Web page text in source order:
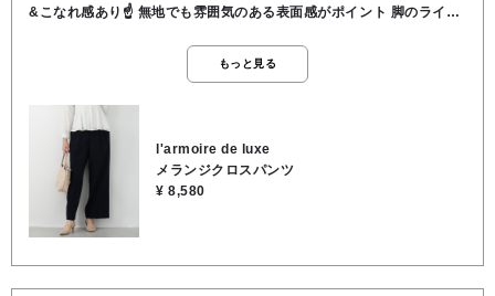
&こなれ感あり☝️ 無地でも雰囲気のある表面感がポイント 脚のライン
トは後ろゴム仕様 共布のリング細ベルトが付属 ●ポリエステル97％
ポリウレタン3％ ●洗濯 OK ●裏地 なし ●透け感 なし ●伸
付属 ●163cmでくるぶし下くらいの丈感
もっと見る
l'armoire de luxe
メランジクロスパンツ
¥ 8,580